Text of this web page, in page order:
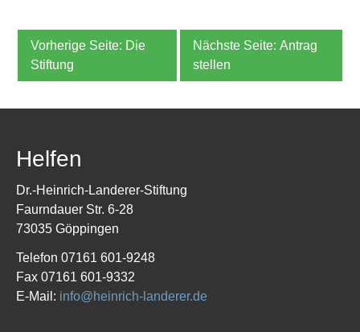
Die
Stiftung
Antrag
stellen
Helfen
Dr.-Heinrich-Landerer-Stiftung
Faurndauer Str. 6-28
73035 Göppingen
Telefon 07161 601-9248
Fax 07161 601-9332
E-Mail: info@heinrich-landerer.de